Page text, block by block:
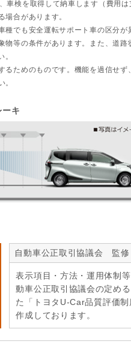
検を取得して納車します（費用は
場合があります。
でも安全運転サポート車の区分が
等の条件があります。また、道
ためのものです。機能を過信せず
。
ーキ
自動車公正取引協議会 監修
表示項目・方法・運用体制
動車公正取引協議会の定め
た「トヨタU-Car品質評価制
作成しております。